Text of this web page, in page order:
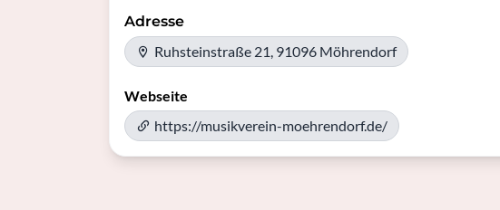
Adresse
Ruhsteinstraße 21, 91096 Möhrendorf
Webseite
https://musikverein-moehrendorf.de/